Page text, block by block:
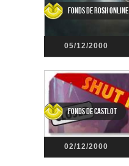
Fonds de Rosh Online
05/12/2000
Fonds de Castlot
02/12/2000